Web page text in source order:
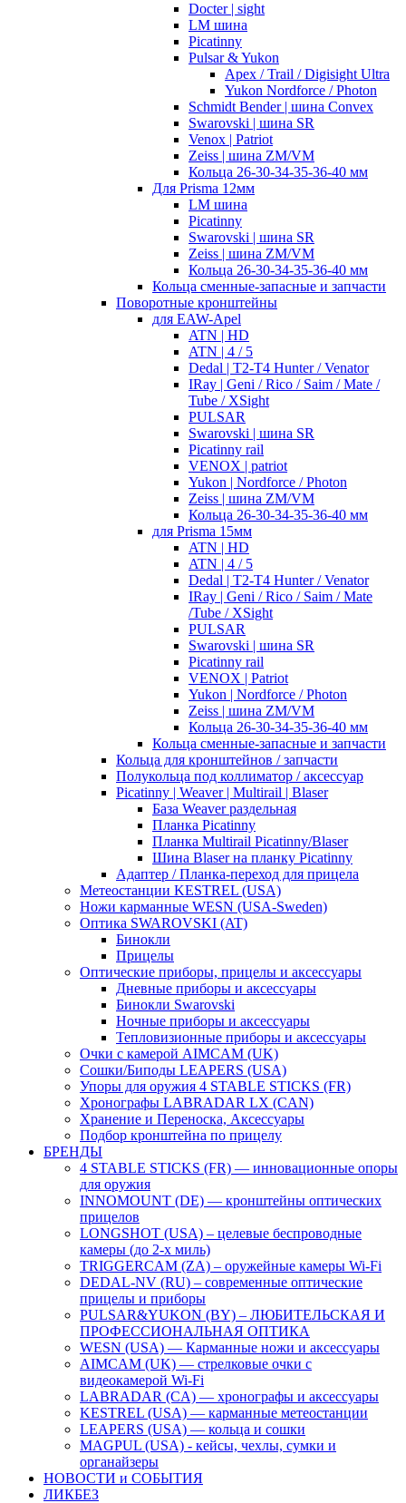
Docter | sight
LM шина
Picatinny
Pulsar & Yukon
Apex / Trail / Digisight Ultra
Yukon Nordforce / Photon
Schmidt Bender | шина Convex
Swarovski | шина SR
Venox | Patriot
Zeiss | шина ZM/VM
Кольца 26-30-34-35-36-40 мм
Для Prisma 12мм
LM шина
Picatinny
Swarovski | шина SR
Zeiss | шина ZM/VM
Кольца 26-30-34-35-36-40 мм
Кольца сменные-запасные и запчасти
Поворотные кронштейны
для EAW-Apel
ATN | HD
ATN | 4 / 5
Dedal | T2-T4 Hunter / Venator
IRay | Geni / Rico / Saim / Mate /
Tube / XSight
PULSAR
Swarovski | шина SR
Picatinny rail
VENOX | patriot
Yukon | Nordforce / Photon
Zeiss | шина ZM/VM
Кольца 26-30-34-35-36-40 мм
для Prisma 15мм
ATN | HD
ATN | 4 / 5
Dedal | T2-T4 Hunter / Venator
IRay | Geni / Rico / Saim / Mate
/Tube / XSight
PULSAR
Swarovski | шина SR
Picatinny rail
VENOX | Patriot
Yukon | Nordforce / Photon
Zeiss | шина ZM/VM
Кольца 26-30-34-35-36-40 мм
Кольца сменные-запасные и запчасти
Кольца для кронштейнов / запчасти
Полукольца под коллиматор / аксессуар
Picatinny | Weaver | Multirail | Blaser
База Weaver раздельная
Планка Picatinny
Планка Multirail Picatinny/Blaser
Шина Blaser на планку Picatinny
Адаптер / Планка-переход для прицела
Метеостанции KESTREL (USA)
Ножи карманные WESN (USA-Sweden)
Оптика SWAROVSKI (AT)
Бинокли
Прицелы
Оптические приборы, прицелы и аксессуары
Дневные приборы и аксессуары
Бинокли Swarovski
Ночные приборы и аксессуары
Тепловизионные приборы и аксессуары
Очки с камерой AIMCAM (UK)
Сошки/Биподы LEAPERS (USA)
Упоры для оружия 4 STABLE STICKS (FR)
Хронографы LABRADAR LX (CAN)
Хранение и Переноска, Аксессуары
Подбор кронштейна по прицелу
БРЕНДЫ
4 STABLE STICKS (FR) — инновационные опоры
для оружия
INNOMOUNT (DE) — кронштейны оптических
прицелов
LONGSHOT (USA) – целевые беспроводные
камеры (до 2-х миль)
TRIGGERCAM (ZA) – оружейные камеры Wi-Fi
DEDAL-NV (RU) – современные оптические
прицелы и приборы
PULSAR&YUKON (BY) – ЛЮБИТЕЛЬСКАЯ И
ПРОФЕССИОНАЛЬНАЯ ОПТИКА
WESN (USA) — Карманные ножи и аксессуары
AIMCAM (UK) — стрелковые очки с
видеокамерой Wi-Fi
LABRADAR (CA) — хронографы и аксессуары
KESTREL (USA) — карманные метеостанции
LEAPERS (USA) — кольца и сошки
MAGPUL (USA) - кейсы, чехлы, сумки и
органайзеры
НОВОСТИ и СОБЫТИЯ
ЛИКБЕЗ